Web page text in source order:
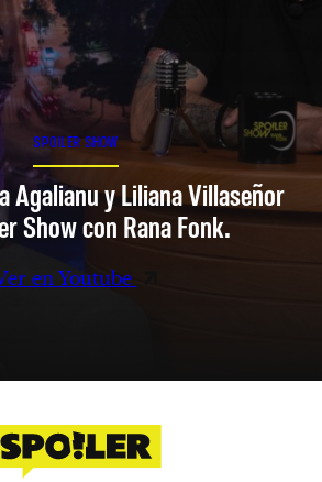
SPOILER SHOW
Agalianu y Liliana Villaseñor
Show con Rana Fonk.
en Youtube